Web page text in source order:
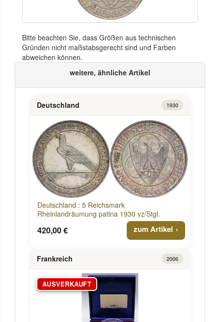
Bitte beachten Sie, dass Größen aus technischen
Gründen nicht maßstabsgerecht sind und Farben
abweichen können.
weitere, ähnliche Artikel
Deutschland 1930
Deutschland : 5 Reichsmark
Rheinlandräumung patina 1930 vz/Stgl.
420,00 € zum Artikel
Frankreich 2006
AUSVERKAUFT